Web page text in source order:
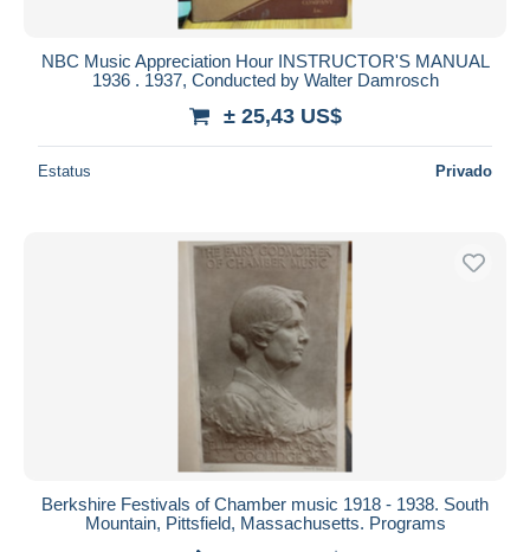
NBC Music Appreciation Hour INSTRUCTOR'S MANUAL
1936 . 1937, Conducted by Walter Damrosch
± 25,43 US$
Estatus Privado
Berkshire Festivals of Chamber music 1918 - 1938. South
Mountain, Pittsfield, Massachusetts. Programs